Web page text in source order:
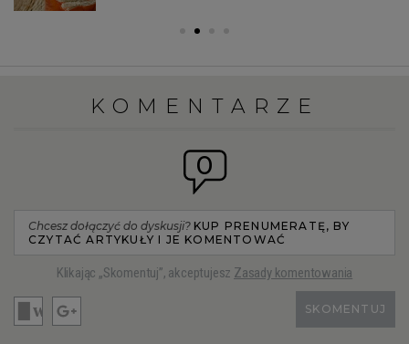
KOMENTARZE
0
Chcesz dołączyć do dyskusji? KUP PRENUMERATĘ, BY
CZYTAĆ ARTYKUŁY I JE KOMENTOWAĆ
Klikając „Skomentuj”, akceptujesz Zasady komentowania
SKOMENTUJ